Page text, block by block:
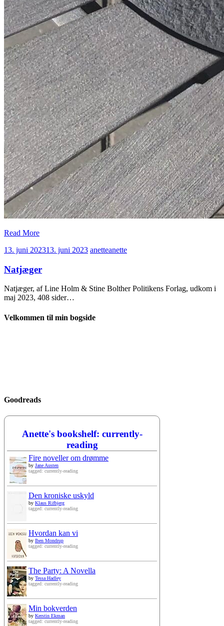
Read More
13. juni 202313. juni 2023 anetteanette
Natjæger
Natjæger, af Line Holm & Stine Bolther Politikens Forlag, udkom i
maj 2023, 408 sider…
Velkommen til min bogside
Goodreads
Anette's bookshelf: currently-
reading
Fire noveller om drømme
by Jane Austen
tagged: currently-reading
Den kroniske uskyld
by Klaus Rifbjerg
tagged: currently-reading
Hvordan kan vi
by Iben Mondrup
tagged: currently-reading
The Party: A Novella
by Tessa Hadley
tagged: currently-reading
Min bokverden
by Kerstin Ekman
tagged: currently-reading